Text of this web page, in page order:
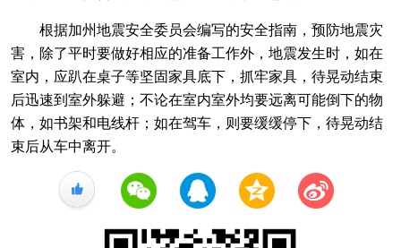
根据加州地震安全委员会编写的安全指南，预防地震灾
害，除了平时要做好相应的准备工作外，地震发生时，如在
室内，应趴在桌子等坚固家具底下，抓牢家具，待晃动结束
后迅速到室外躲避；不论在室内室外均要远离可能倒下的物
体，如书架和电线杆；如在驾车，则要缓缓停下，待晃动结
束后从车中离开。
+1